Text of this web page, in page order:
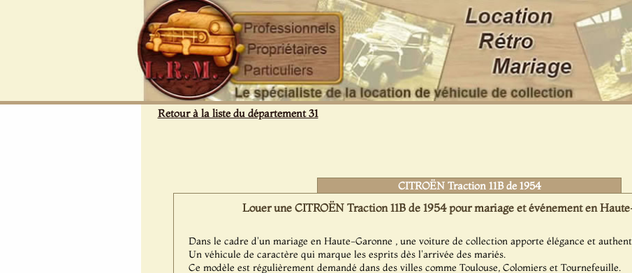
Retour à la liste du département 31
CITROËN Traction 11B de 1954
Louer une CITROËN Traction 11B de 1954 pour mariage et événement en
Dans le cadre d'un mariage en Haute-Garonne , une voiture de collection apporte élégance et
Un véhicule de caractère qui marque les esprits dès l'arrivée des mariés.
Ce modèle est régulièrement demandé dans des villes comme Toulouse, Colomiers et Tournefeuille.
Panneau de gestion des cookies